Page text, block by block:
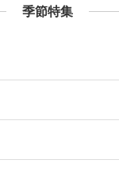
季節特集